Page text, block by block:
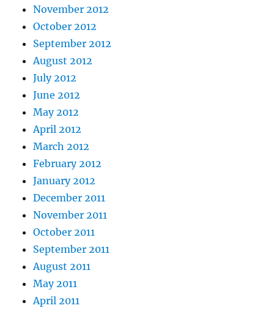
November 2012
October 2012
September 2012
August 2012
July 2012
June 2012
May 2012
April 2012
March 2012
February 2012
January 2012
December 2011
November 2011
October 2011
September 2011
August 2011
May 2011
April 2011